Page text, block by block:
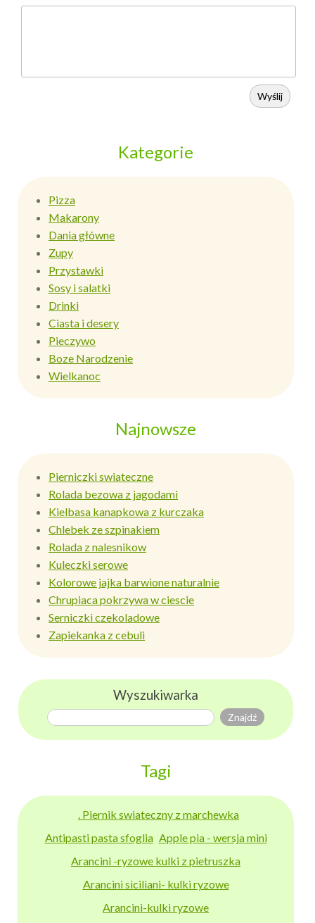
Wyślij
Kategorie
Pizza
Makarony
Dania główne
Zupy
Przystawki
Sosy i salatki
Drinki
Ciasta i desery
Pieczywo
Boze Narodzenie
Wielkanoc
Najnowsze
Pierniczki swiateczne
Rolada bezowa z jagodami
Kielbasa kanapkowa z kurczaka
Chlebek ze szpinakiem
Rolada z nalesnikow
Kuleczki serowe
Kolorowe jajka barwione naturalnie
Chrupiaca pokrzywa w ciescie
Serniczki czekoladowe
Zapiekanka z cebuli
Wyszukiwarka
Tagi
. Piernik swiateczny z marchewka
Antipasti pasta sfoglia Apple pia - wersja mini
Arancini -ryzowe kulki z pietruszka
Arancini siciliani- kulki ryzowe
Arancini-kulki ryzowe